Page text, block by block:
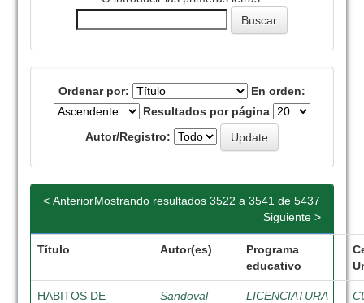
Ordenar por:
En orden:
Resultados por página
Autor/Registro:
Mostrando resultados 3522 a 3541 de 5437
< Anterior
Siguiente >
Título Autor(es)
Programa
educativo
HABITOS DE
Sandoval
LICENCIATURA